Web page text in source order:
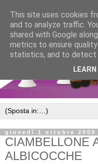
giovedì 1 ottobre 2009
CIAMBELLONE
ALBICOCCHE
This site uses cookies
and to analyze traffic.
shared with Google
metrics to ensure
statistics, and to detect